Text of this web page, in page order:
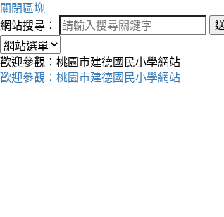
關閉區塊
網站搜尋：
歡迎參觀：桃園市建德國民小學網站
歡迎參觀：桃園市建德國民小學網站